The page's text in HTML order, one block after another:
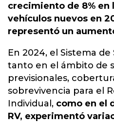
crecimiento de 8% en
vehículos nuevos en
representó un
En 2024, el Sistema
tanto en el ámbito de
previsionales,
sobrevivencia para el
Individual, como en el
RV, experimentó